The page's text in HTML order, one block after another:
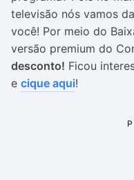
televisão nós vamos
você! Por meio do
versão premium do
desconto! Ficou
e cique aqui!